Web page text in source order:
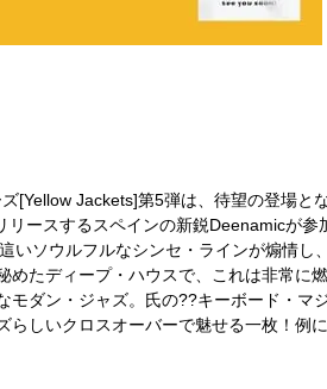
[Yellow Jackets]第5弾は、待望の登場と
ースするスペインの新鋭Deenamicが参
いソウルフルなシンセ・ラインが煽情し
めたディープ・ハウスで、これは非常に
ダン・ジャズ。氏の??キーボード・マ
らしいクロスオーバーで魅せる一枚！例